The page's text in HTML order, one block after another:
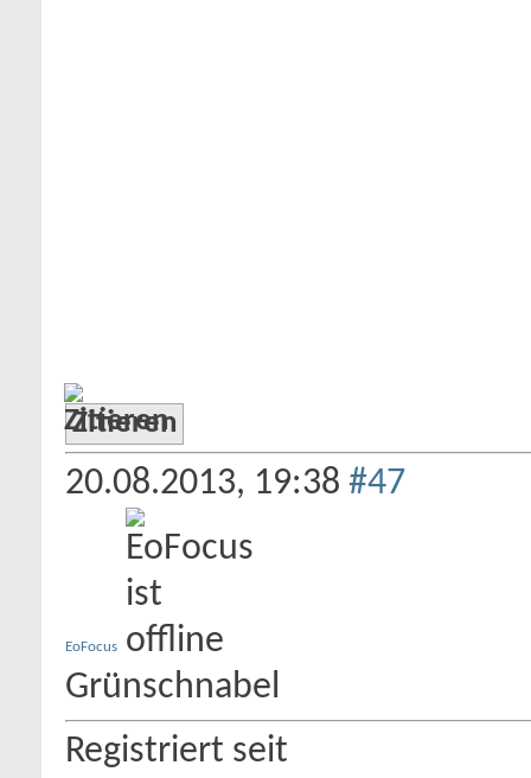
Zitieren
20.08.2013, 19:38 #47
EoFocus
Grünschnabel
Registriert seit